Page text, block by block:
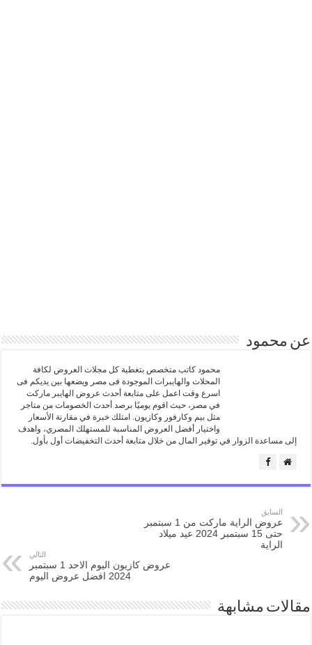
عن محمود
محمود كاتب متخصص بتغطية كل مجلات العروض لكافة
المحلات والهايبرات الموجودة فى مصر ويضعها بين يديكم فى
اسرع وقت اعمل على متابعة أحدث عروض الهايبر ماركت
في مصر، حيث اقوم يوميًا برصد أحدث الخصومات من متاجر
مثل بيم وكارفور وكازيون. امتلك خبرة في مقارنة الأسعار
واختيار أفضل العروض المناسبة للمستهلك المصري، واهدف
إلى مساعدة الزوار في توفير المال من خلال متابعة أحدث التخفيضات أول بأول.
السابق
عروض الراية ماركت من 1 سبتمبر
حتى 15 سبتمبر 2024 عيد ميلاد
الراية
التالي
عروض كازيون اليوم الاحد 1 سبتمبر
2024 افضل عروض اليوم
مقالات مشابهة